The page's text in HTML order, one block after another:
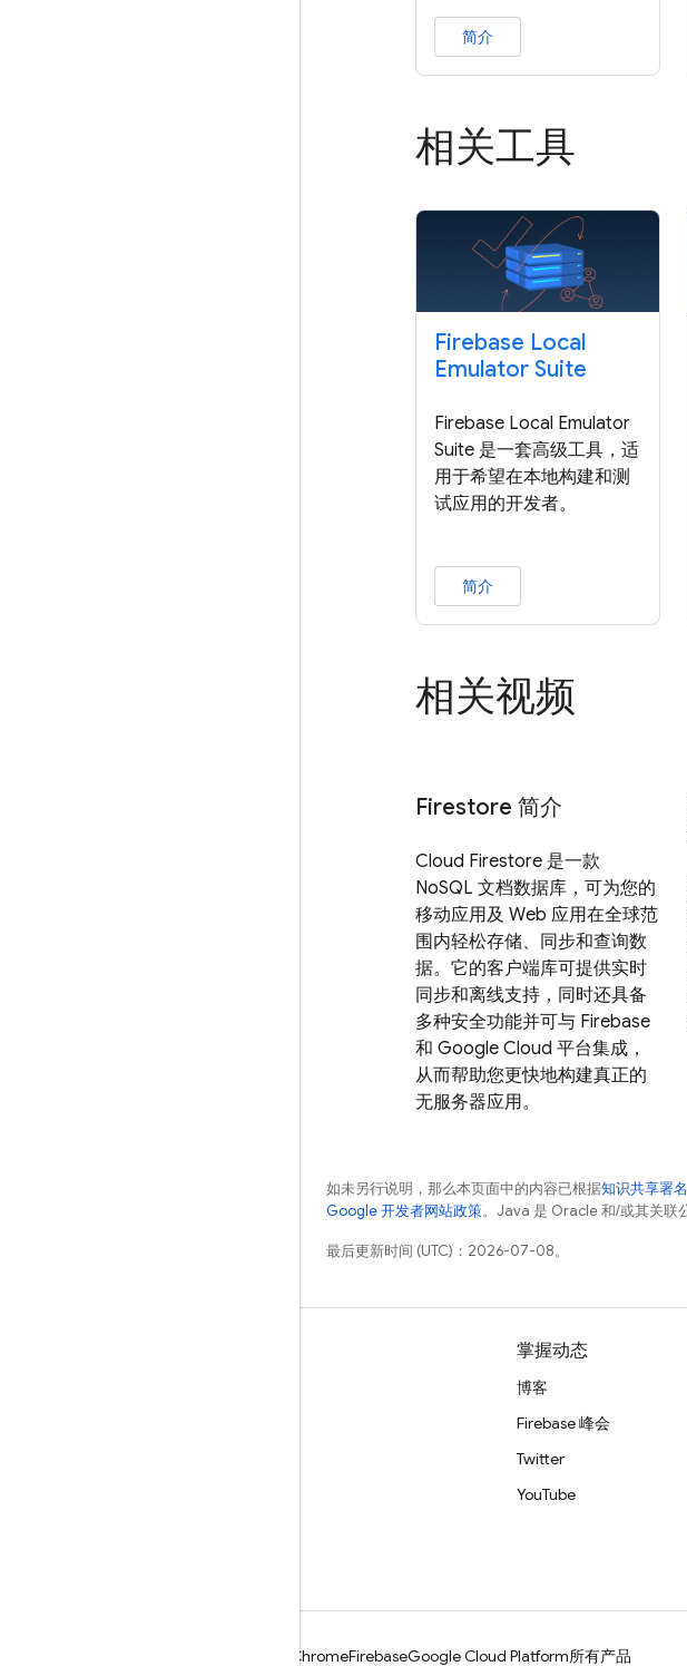
简介
相关工具
Firebase Local
Emulator Suite
Firebase Local Emulator
Suite 是一套高级工具，适
用于希望在本地构建和测
试应用的开发者。
简介
相关视频
Firestore 简介
Cloud Firestore 是一款
NoSQL 文档数据库，可为您的
移动应用及 Web 应用在全球范
围内轻松存储、同步和查询数
据。它的客户端库可提供实时
同步和离线支持，同时还具备
多种安全功能并可与 Firebase
和 Google Cloud 平台集成，
从而帮助您更快地构建真正的
无服务器应用。
如未另行说明，那么本页面中的内容已根据知识共享署
Google 开发者网站政策。Java 是 Oracle 和/或其关联
最后更新时间 (UTC)：2026-07-08。
掌握动态
博客
Firebase 峰会
Twitter
YouTube
ChromeFirebaseGoogle Cloud Platform所有产品